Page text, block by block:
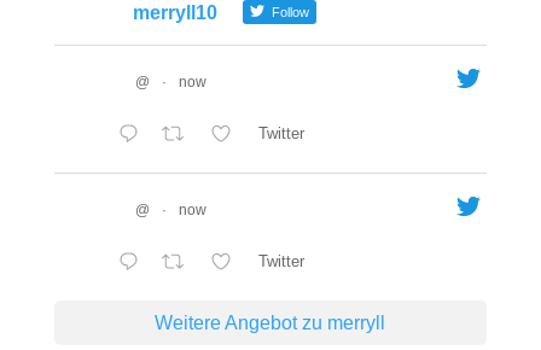
merryll10 Follow
@ · now
Twitter
@ · now
Twitter
Weitere Angebot zu merryll